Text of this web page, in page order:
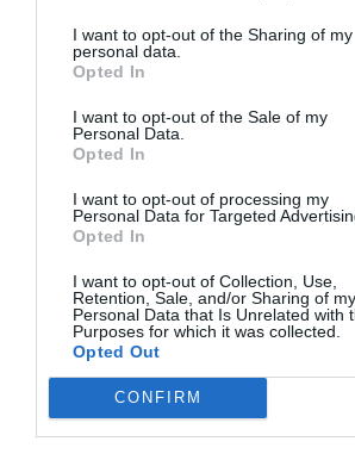
I want to opt-out of the Sharing of my
personal data.
Opted In
I want to opt-out of the Sale of my
Personal Data.
Opted In
I want to opt-out of processing my
Personal Data for Targeted
Opted In
I want to opt-out of Collection, Use,
Retention, Sale, and/or Sharing of my
Personal Data that Is Unrelated with
Purposes for which it was collected.
Opted Out
CONFIRM
Χανιά:Έπεσαν πυροβολισμοί σε μίνι
ΠΡΌΣΦΑΤΕΣ ΔΗΜΟΣΙΕΎΣΕΙΣ
ΝΟΡΒΗΓΙΑ: ΠΑΤΑ ΓΚΑΖΙ ΣΤΑ
– ΑΥΞΑΝΕΤΑΙ Η ΖΗΤΗΣΗ ΓΙΑ
CENTERS
8 Αυγούστου 2026